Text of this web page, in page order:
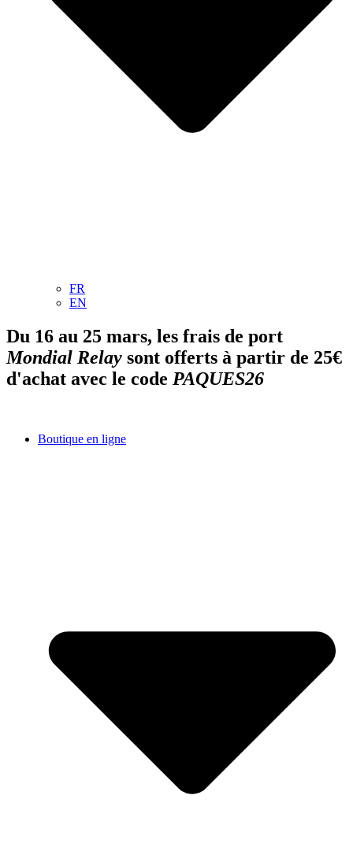
FR
EN
Du 16 au 25 mars, les frais de port
Mondial Relay sont offerts à partir de 25€
d'achat avec le code PAQUES26
Boutique en ligne